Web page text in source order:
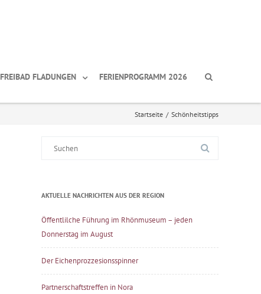
FREIBAD FLADUNGEN FERIENPROGRAMM 2026
Startseite / Schönheitstipps
AKTUELLE NACHRICHTEN AUS DER REGION
Öffentlilche Führung im Rhönmuseum – jeden
Donnerstag im August
Der Eichenprozzesionsspinner
Partnerschaftstreffen in Nora